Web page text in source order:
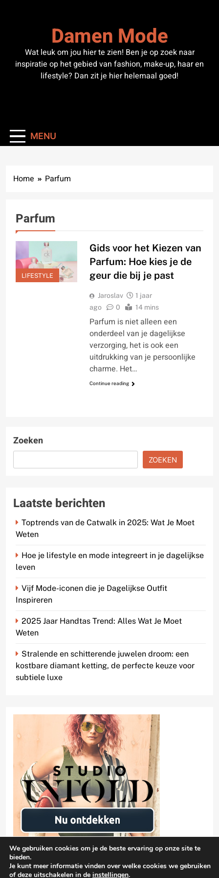
Damen Mode
Wat leuk om jou hier te zien! Ben je op zoek naar
inspiratie op het gebied van fashion, make-up, haar en
lifestyle? Dan zit je hier helemaal goed!
MENU
Home Parfum
Parfum
LIFESTYLE
Gids voor het Kiezen van
Parfum: Hoe kies je de
geur die bij je past
Jaroslav
1 jaar
ago
0 14 mins
Parfum is niet alleen een
onderdeel van je dagelijkse
verzorging, het is ook een
uitdrukking van je persoonlijke
charme. Het…
Continue reading
Zoeken
ZOEKEN
Laatste berichten
Toptrends van de Catwalk in 2025: Wat Je Moet
Weten
Hoe je lifestyle en mode integreert in je dagelijkse
leven
Vijf Mode-iconen die je Dagelijkse Outfit
Inspireren
2025 Jaar Handtas Trend: Alles Wat Je Moet
Weten
Stralende en schitterende juwelen droom: een
kostbare diamant ketting, de perfecte keuze voor
subtiele luxe
We gebruiken cookies om je de beste ervaring op onze site te
bieden.
Je kunt meer informatie vinden over welke cookies we gebruiken
of deze uitschakelen in de instellingen.